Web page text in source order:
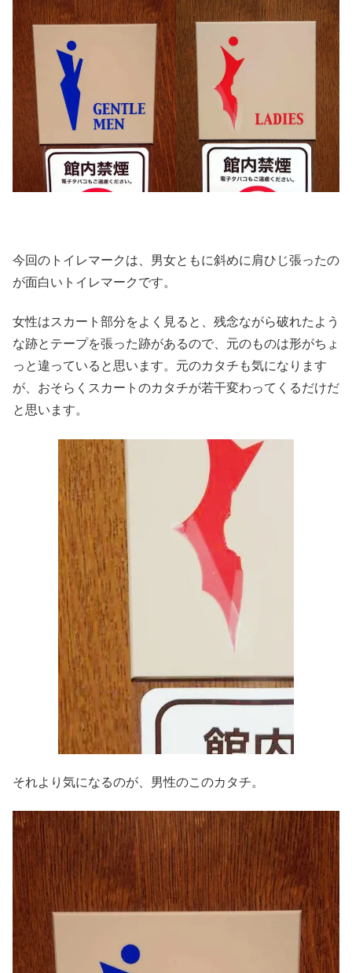
今回のトイレマークは、男女ともに斜めに肩ひじ張ったの
が面白いトイレマークです。
女性はスカート部分をよく見ると、残念ながら破れたよう
な跡とテープを張った跡があるので、元のものは形がちょ
っと違っていると思います。元のカタチも気になります
が、おそらくスカートのカタチが若干変わってくるだけだ
と思います。
それより気になるのが、男性のこのカタチ。